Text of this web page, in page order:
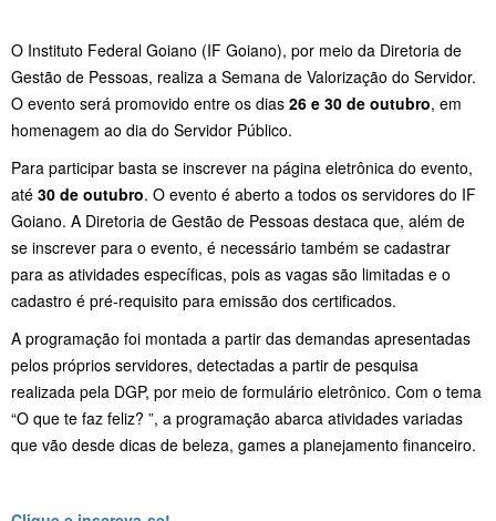
O Instituto Federal Goiano (IF Goiano), por meio da Diretoria de
Gestão de Pessoas, realiza a Semana de Valorização do Servidor.
O evento será promovido entre os dias 26 e 30 de outubro, em
homenagem ao dia do Servidor Público.
Para participar basta se inscrever na página eletrônica do evento,
até 30 de outubro. O evento é aberto a todos os servidores do IF
Goiano. A Diretoria de Gestão de Pessoas destaca que, além de
se inscrever para o evento, é necessário também se cadastrar
para as atividades específicas, pois as vagas são limitadas e o
cadastro é pré-requisito para emissão dos certificados.
A programação foi montada a partir das demandas apresentadas
pelos próprios servidores, detectadas a partir de pesquisa
realizada pela DGP, por meio de formulário eletrônico. Com o tema
“O que te faz feliz? ”, a programação abarca atividades variadas
que vão desde dicas de beleza, games a planejamento financeiro.